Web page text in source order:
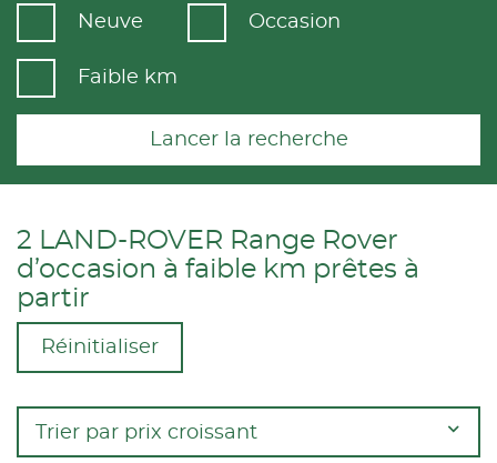
Neuve Occasion
Faible km
Lancer la recherche
2 LAND-ROVER Range Rover
d’occasion à faible km prêtes à
partir
Réinitialiser
Trier par prix croissant